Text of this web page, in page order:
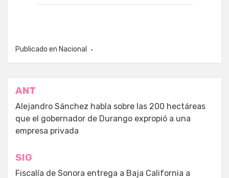
Publicado en Nacional
Navegación
de
entradas
ANT
Alejandro Sánchez habla sobre las 200 hectáreas
que el gobernador de Durango expropió a una
empresa privada
SIG
Fiscalía de Sonora entrega a Baja California a